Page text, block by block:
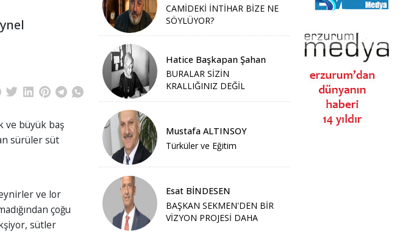
ve büyük baş
sürüler süt
ve lor
çoğu
sütler
CAMİDEKİ İNTİHAR BİZE NE
SÖYLÜYOR?
Hatice Başkapan Şahan
BURALAR SİZİN
KRALLIĞINIZ DEĞİL
Mustafa ALTINSOY
Türküler ve Eğitim
Esat BİNDESEN
BAŞKAN SEKMEN'DEN BİR
VİZYON PROJESİ DAHA